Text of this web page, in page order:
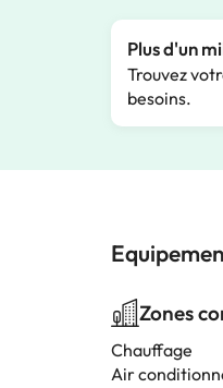
Plus d'un
Trouvez
besoins.
Zones
Chauffage
Air